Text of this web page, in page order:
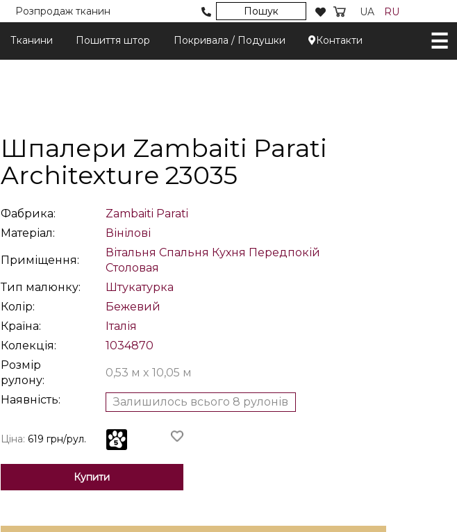
Розпродаж тканин Пошук UA RU
Тканини Пошиття штор Покривала / Подушки Контакти
Шпалери Zambaiti Parati
Architexture 23035
Фабрика:
Zambaiti Parati
Матеріал:
Вінілові
Приміщення:
Вітальня Спальня Кухня Передпокій
Столовая
Тип малюнку:
Штукатурка
Колір:
Бежевий
Країна:
Італія
Колекція:
1034870
Розмір
рулону:
0,53 м x 10,05 м
Наявність: Залишилось всього 8 рулонів
Ціна: 619 грн/рул.
Купити